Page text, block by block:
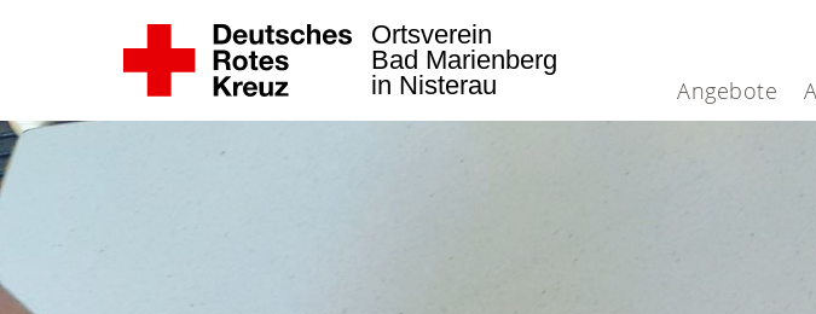
Angebote
Ortsverein
Bad Marienberg
in Nisterau